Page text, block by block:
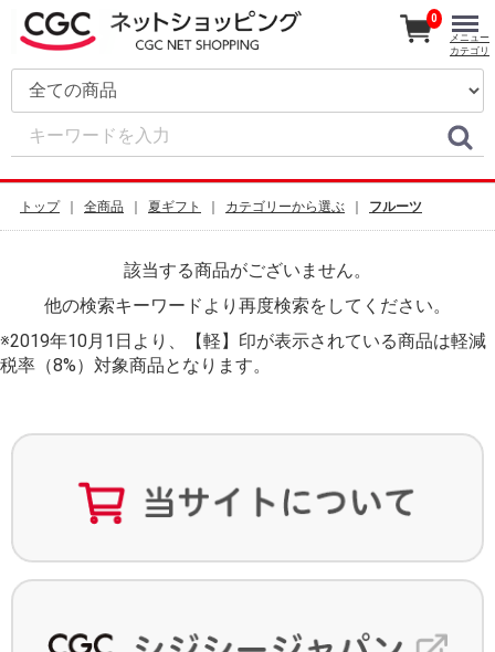
0
メニュー
カテゴリ
トップ 全商品 夏ギフト カテゴリーから選ぶ フルーツ
該当する商品がございません。
他の検索キーワードより再度検索をしてください。
※2019年10月1日より、【軽】印が表示されている商品は軽減
税率（8%）対象商品となります。